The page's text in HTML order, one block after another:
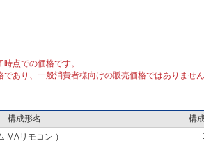
点での価格です。
あり、一般消費者様向けの販売価格ではありませ
構成形名
構
MAリモコン ）